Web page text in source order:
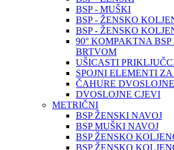
BSP - MUŠKI
BSP - ŽENSKO
BSP - ŽENSKO
90° KOMPAKTNA
BRTVOM
UŠICASTI
SPOJNI ELEMENTI
ČAHURE DVOSLOJNE
DVOSLOJNE CJEVI
METRIČNI
BSP ŽENSKI NAVOJ
BSP MUŠKI NAVOJ
BSP ŽENSKO
BSP ŽENSKO